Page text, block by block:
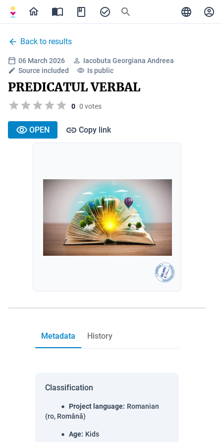
Back to results
06 March 2026
Iacobuta Georgiana Andreea
Source included
Is public
PREDICATUL VERBAL
0 0 votes
OPEN Copy link
Metadata History
Classification
Project language: Romanian
(ro, Română)
Age: Kids